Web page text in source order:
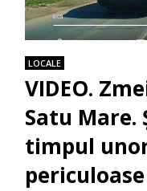
LOCALE
VIDEO.
Satu
timpul
periculoase